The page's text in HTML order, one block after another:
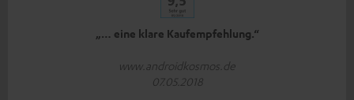
„… eine klare Kaufempfehlung.“
www.androidkosmos.de
07.05.2018